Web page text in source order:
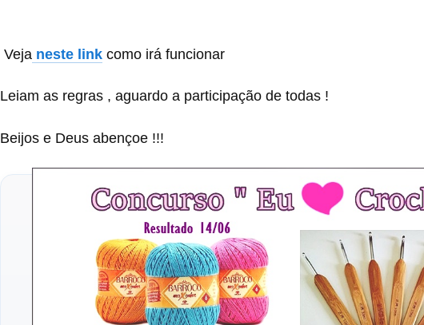
Veja neste link como irá funcionar
Leiam as regras , aguardo a participação de todas !
Beijos e Deus abençoe !!!